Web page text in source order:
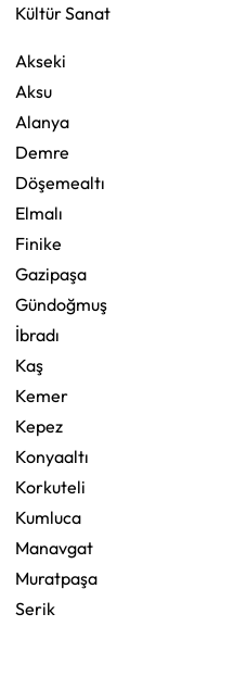
Kültür Sanat
Akseki
Aksu
Alanya
Demre
Döşemealtı
Elmalı
Finike
Gazipaşa
Gündoğmuş
İbradı
Kaş
Kemer
Kepez
Konyaaltı
Korkuteli
Kumluca
Manavgat
Muratpaşa
Serik